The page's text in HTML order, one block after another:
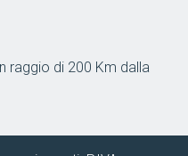
raggio di 200 Km dalla